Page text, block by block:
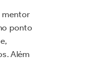
mentor
ponto
Além